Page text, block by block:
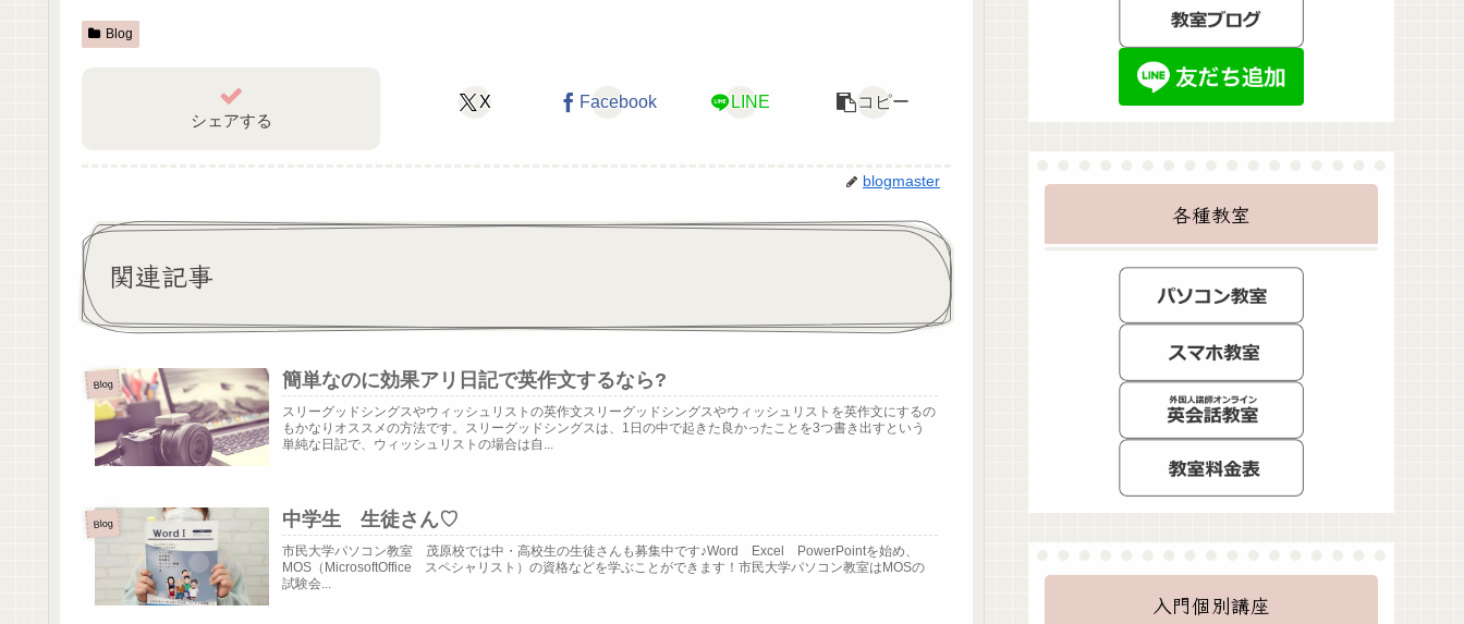
Blog
シェアする
X Facebook LINE コピー
blogmaster
関連記事
Blog 簡単なのに効果アリ日記で英作文するなら?
スリーグッドシングスやウィッシュリストの英作文スリーグッドシングスやウィッシュリストを英作文にするの
もかなりオススメの方法です。スリーグッドシングスは、1日の中で起きた良かったことを3つ書き出すという
単純な日記で、ウィッシュリストの場合は自...
Blog 中学生 生徒さん♡
市民大学パソコン教室 茂原校では中・高校生の生徒さんも募集中です♪Word Excel PowerPointを始め、
MOS（MicrosoftOffice スペシャリスト）の資格などを学ぶことができます！市民大学パソコン教室はMOSの
試験会...
各種教室
入門個別講座